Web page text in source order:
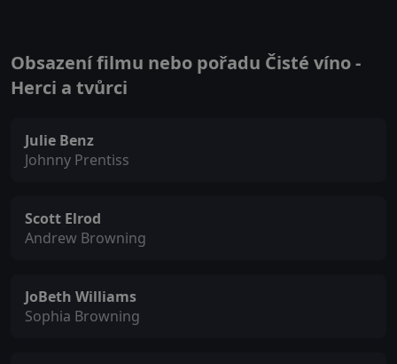
Obsazení filmu nebo pořadu Čisté víno -
Herci a tvůrci
Julie Benz
Johnny Prentiss
Scott Elrod
Andrew Browning
JoBeth Williams
Sophia Browning